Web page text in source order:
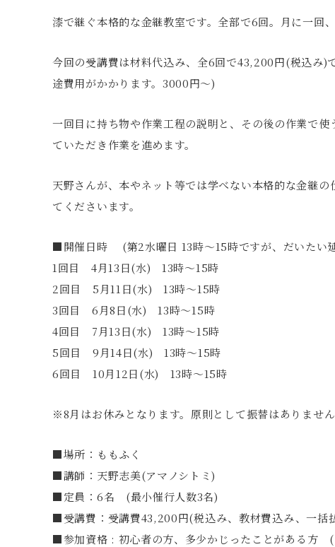
漆で継ぐ本格的な金継教室です。全部で6回。月に一回
今回の受講費は材料代込み、全6回で43,200円(税込み)
途費用がかかります。3000円〜)
一回目に持ち物や作業工程の説明と、その後の作業で
ていただき作業を進めます。
天野さんが、本やネット等では学べない本格的な金継
てくださいます。
■開催日時 (第2水曜日 13時〜15時ですが、だいたい
1回目 4月13日(水) 13時〜15時
2回目 5月11日(水) 13時〜15時
3回目 6月8日(水) 13時〜15時
4回目 7月13日(水) 13時〜15時
5回目 9月14日(水) 13時〜15時
6回目 10月12日(水) 13時〜15時
※8月はお休みとなります。原則として振替はありません
■場所：ももふく
■講師：天野志美(アマノシトミ)
■定員：6名 (最小催行人数3名)
■受講費：受講費43,200円(税込み、教材費込み、一括
■参加資格 : 初心者の方、多少かじったことがある方 (